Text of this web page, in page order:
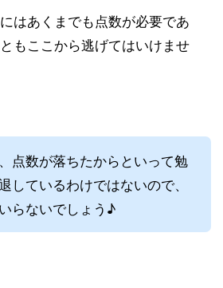
はあくまでも点数が必要であ
もここから逃げてはいけませ
点数が落ちたからといって勉
しているわけではないので、
らないでしょう♪